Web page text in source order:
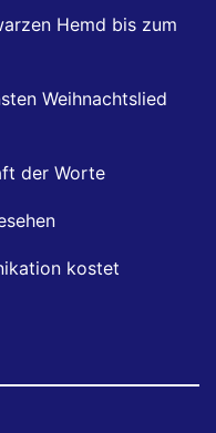
Hemd bis zum
Weihnachtslied
der Worte
kostet